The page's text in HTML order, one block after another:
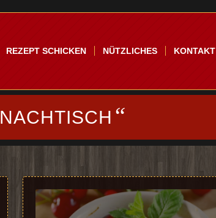
REZEPT SCHICKEN NÜTZLICHES KONTAKT
NACHTISCH “